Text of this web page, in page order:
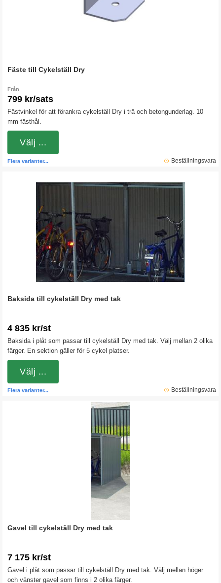
Fäste till Cykelställ Dry
Från
799 kr/sats
Fästvinkel för att förankra cykelställ Dry i trä och betongunderlag. 10
mm fästhål.
Beställningsvara
Flera varianter...
Välj ...
Baksida till cykelställ Dry med tak
4 835 kr/st
Baksida i plåt som passar till cykelställ Dry med tak. Välj mellan 2 olika
färger. En sektion gäller för 5 cykel platser.
Beställningsvara
Flera varianter...
Välj ...
Gavel till cykelställ Dry med tak
7 175 kr/st
Gavel i plåt som passar till cykelställ Dry med tak. Välj mellan höger
och vänster gavel som finns i 2 olika färger.